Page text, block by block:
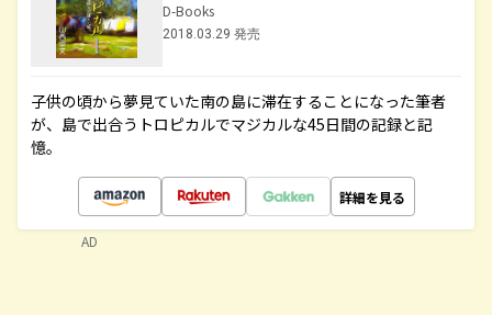
D-Books
2018.03.29 発売
子供の頃から夢見ていた南の島に滞在することになった筆者
が、島で出合うトロピカルでマジカルな45日間の記録と記
憶。
詳細を見る
AD